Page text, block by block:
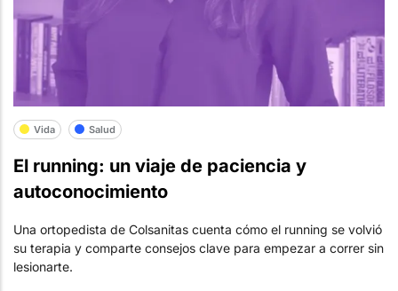
Vida Salud
El running: un viaje de paciencia y
autoconocimiento
Una ortopedista de Colsanitas cuenta cómo el running se volvió
su terapia y comparte consejos clave para empezar a correr sin
lesionarte.